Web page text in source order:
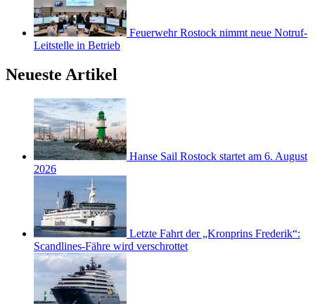
Feuerwehr Rostock nimmt neue Notruf-
Leitstelle in Betrieb
Neueste Artikel
Hanse Sail Rostock startet am 6. August
2026
Letzte Fahrt der „Kronprins Frederik“:
Scandlines-Fähre wird verschrottet